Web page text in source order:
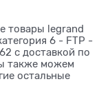
товары legrand
6 - FTP -
с доставкой по
также можем
остальные